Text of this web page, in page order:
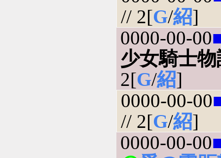
// 2[G/紹]
0000-00-00
少女騎士
2[G/紹]
0000-00-00
// 2[G/紹]
0000-00-00